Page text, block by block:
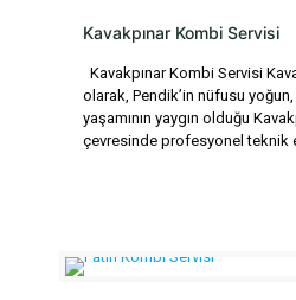
Kavakpınar Kombi Servisi
Kavakpınar Kombi Servisi
olarak, Pendik’in nüfusu
yaşamının yaygın olduğu
çevresinde profesyonel teknik